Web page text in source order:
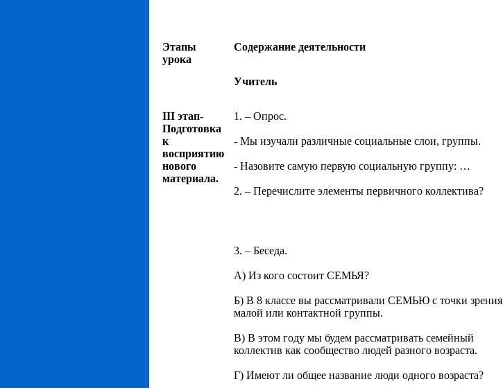
Этапы
урока
Содержание деятельности
Учитель
III этап-
Подготовка
к
восприятию
нового
материала.
1. – Опрос.
- Мы изучали различные социальные слои, группы.
- Назовите самую первую социальную группу: …
2. – Перечислите элементы первичного коллектива?
3. – Беседа.
А) Из кого состоит СЕМЬЯ?
Б) В 8 классе вы рассматривали СЕМЬЮ с точки зрения
малой или контактной группы.
В) В этом году мы будем рассматривать семейный
коллектив как сообщество людей разного возраста.
Г) Имеют ли общее название люди одного возраста?